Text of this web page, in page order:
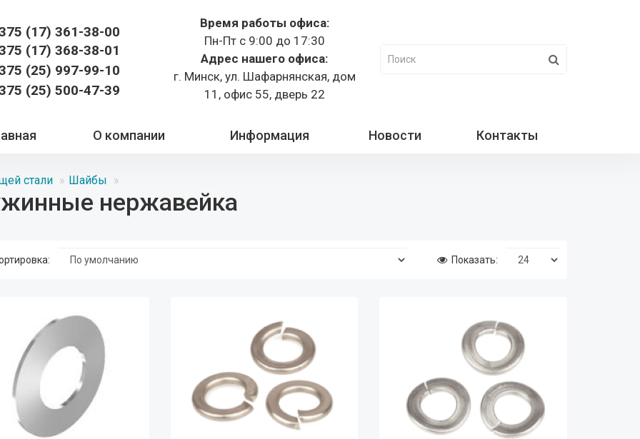
(17) 361-38-00
(17) 368-38-01
(25) 997-99-10
(25) 500-47-39
Время работы офиса:
Пн-Пт с 9:00 до 17:30
Адрес нашего офиса:
г. Минск, ул. Шафарнянская, дом
11, офис 55, дверь 22
О компании Информация Новости Контакты
стали Шайбы
нержавейка
Показать: